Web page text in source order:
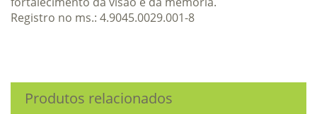
Registro no ms.: 4.9045.0029.001-8
Produtos relacionados